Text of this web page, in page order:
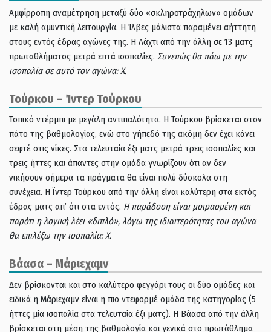
Αμφίρροπη αναμέτρηση μεταξύ δύο «σκληροτράχηλων» ομάδων
με καλή αμυντική λειτουργία. Η Ίλβες μάλιστα παραμένει αήττητη
στους εντός έδρας αγώνες της. Η Λάχτι από την άλλη σε 13 ματς
πρωταθλήματος μετρά επτά ισοπαλίες. Συνεπώς θα πάω με την
ισοπαλία σε αυτό τον αγώνα: Χ.
Τούρκου – Ίντερ Τούρκου
Τοπικό ντέρμπι με μεγάλη αντιπαλότητα. Η Τούρκου βρίσκεται στον
πάτο της βαθμολογίας, ενώ στο γήπεδό της ακόμη δεν έχει κάνει
σεφτέ στις νίκες. Στα τελευταία έξι ματς μετρά τρεις ισοπαλίες και
τρεις ήττες και άπαντες στην ομάδα γνωρίζουν ότι αν δεν
νικήσουν σήμερα τα πράγματα θα είναι πολύ δύσκολα στη
συνέχεια. Η Ϊντερ Τούρκου από την άλλη είναι καλύτερη στα εκτός
έδρας ματς απ’ ότι στα εντός. Η παράδοση είναι μοιρασμένη και
παρότι η λογική λέει «διπλό», λόγω της ιδιαιτερότητας του αγώνα
θα επιλέξω την ισοπαλία: Χ.
Βάασα – Μάριεχαμν
Δεν βρίσκονται και στο καλύτερο φεγγάρι τους οι δύο ομάδες και
ειδικά η Μάριεχαμν είναι η πιο ντεφορμέ ομάδα της κατηγορίας (5
ήττες μία ισοπαλία στα τελευταία έξι ματς). Η Βάασα από την άλλη
βρίσκεται στη μέση της βαθμολογία και γενικά στο πρωτάθλημα